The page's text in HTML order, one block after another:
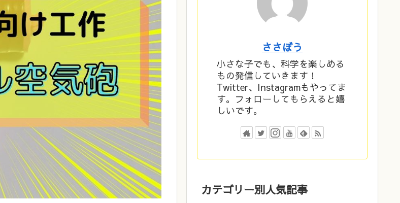
ささぼう
小さな子でも、科学を楽しめる
もの発信していきます！
Twitter、Instagramもやってま
す。フォローしてもらえると嬉
しいです。
カテゴリー別人気記事